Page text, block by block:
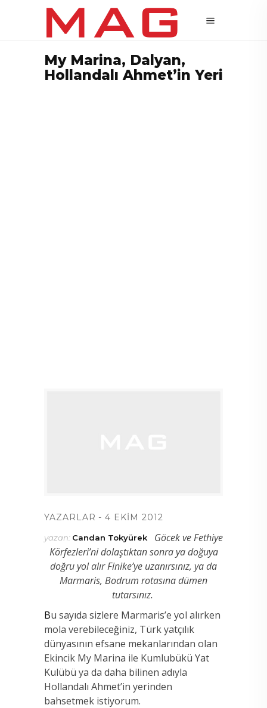
My Marina, Dalyan,
Hollandalı Ahmet’in Yeri
YAZARLAR 4 EKIM 2012
yazan: Candan Tokyürek
Göcek ve Fethiye
Körfezleri’ni dolaştıktan sonra ya doğuya
doğru yol alır Finike’ye uzanırsınız, ya da
Marmaris, Bodrum rotasına dümen
tutarsınız.
Bu sayıda sizlere Marmaris’e yol alırken
mola verebileceğiniz, Türk yatçılık
dünyasının efsane mekanlarından olan
Ekincik My Marina ile Kumlubükü Yat
Kulübü ya da daha bilinen adıyla
Hollandalı Ahmet’in yerinden
bahsetmek istiyorum.